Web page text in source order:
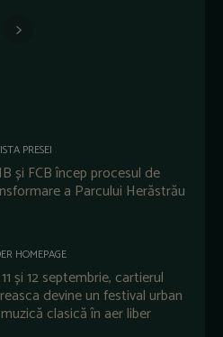
PRESEI
și FCB încep procesul de
a Parcului Herăstrău
HOMEPAGE
și 12 septembrie, cartierul
devine un festival urban
clasică în aer liber